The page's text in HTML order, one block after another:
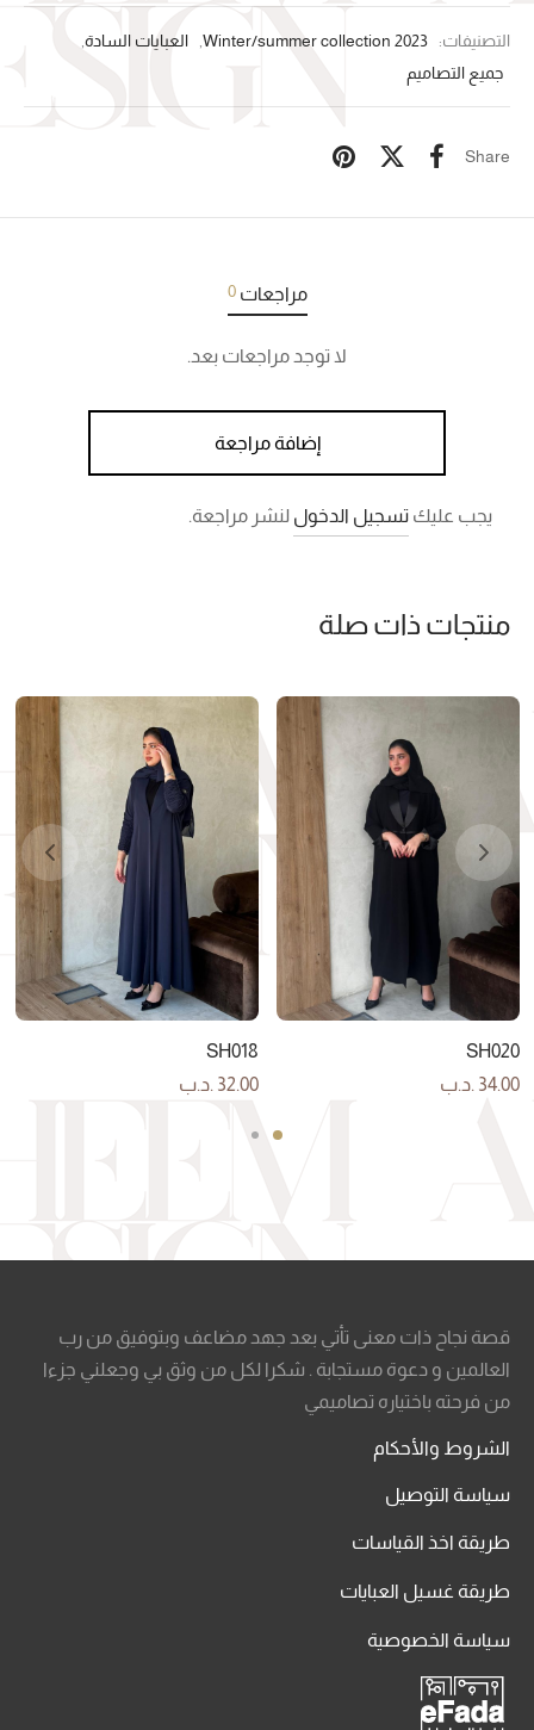
التصنيفات: Winter/summer collection 2023 العبايات السادة
جميع التصاميم
Share
مراجعات0
لا توجد مراجعات بعد.
إضافة مراجعة
يجب عليك تسجيل الدخول لنشر مراجعة.
منتجات ذات صلة
SH020
34.00 .د.ب
SH018
32.00 .د.ب
قصة نجاح ذات معنى تأتي بعد جهد مضاعف وبتوفيق من رب
العالمين و دعوة مستجابة . شكرا لكل من وثق بي وجعلني جزءا
من فرحته باختياره تصاميمي
الشروط والأحكام
سياسة التوصيل
طريقة اخذ القياسات
طريقة غسيل العبايات
سياسة الخصوصية